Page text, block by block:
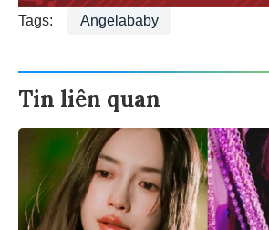
Tags: Angelababy
Tin liên quan